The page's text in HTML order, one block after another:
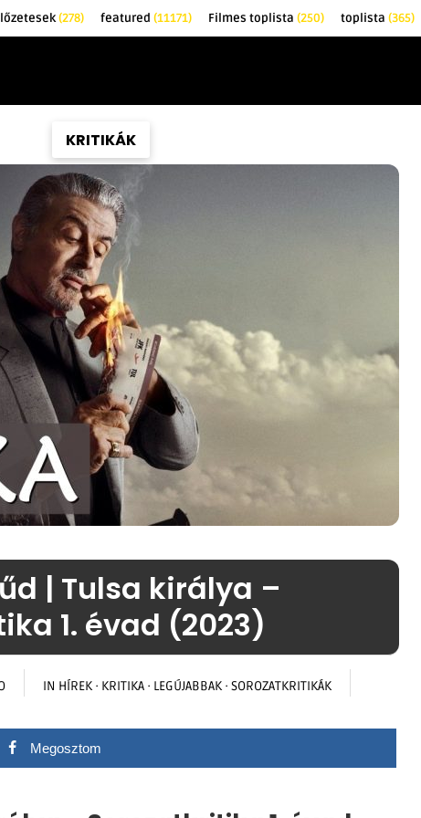
(278) featured (11171) Filmes toplista (250) toplista (365)
KRITIKÁK
| Tulsa királya –
1. évad (2023)
IN HÍREK · KRITIKA · LEGÚJABBAK · SOROZATKRITIKÁK
Megosztom